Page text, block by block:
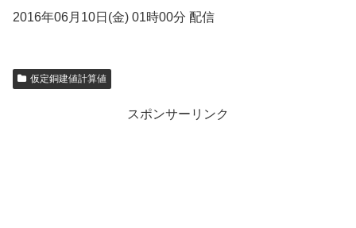
2016年06月10日(金) 01時00分 配信
仮定銅建値計算値
スポンサーリンク